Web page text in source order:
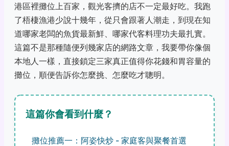
港區裡攤位上百家，觀光客擠的店不一定最好吃。我跑
了梧棲漁港少說十幾年，從只會跟著人潮走，到現在知
道哪家老闆的魚貨最新鮮、哪家代客料理功夫最扎實。
這篇不是那種隨便列幾家店的網路文章，我要帶你像個
本地人一樣，直接鎖定三家真正值得你花錢和胃容量的
攤位，順便告訴你怎麼挑、怎麼吃才聰明。
這篇你會看到什麼？
攤位推薦一：阿姿快炒 - 家庭客與聚餐首選